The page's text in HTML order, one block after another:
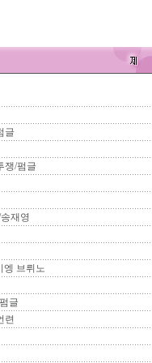
글
쟁/펌글
재영
엥 브뤼노
글
련